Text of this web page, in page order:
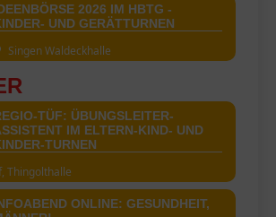
2026 IM HBTG -
UND GERÄTTURNEN
Singen Waldeckhalle
TÜF: ÜBUNGSLEITER-
IM ELTERN-KIND- UND
TURNEN
Thingolthalle
ONLINE: GESUNDHEIT,